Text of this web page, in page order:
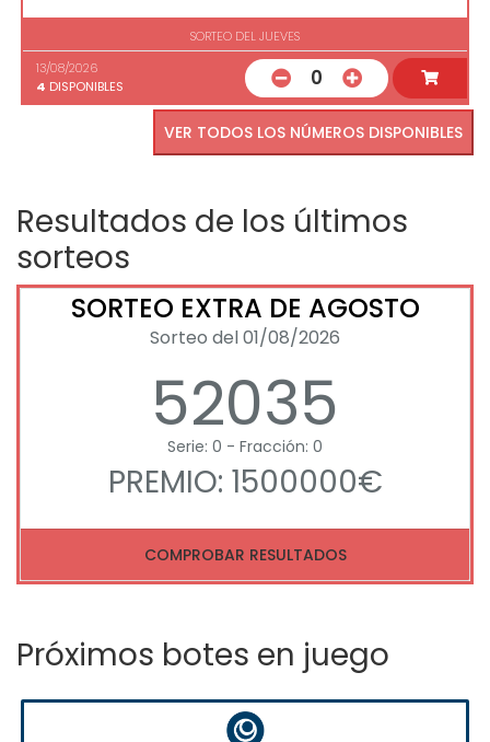
SORTEO DEL JUEVES
13/08/2026
4 DISPONIBLES 0
VER TODOS LOS NÚMEROS DISPONIBLES
Resultados de los últimos
sorteos
SORTEO EXTRA DE AGOSTO
Sorteo del 01/08/2026
52035
Serie: 0 - Fracción: 0
PREMIO: 1500000€
COMPROBAR RESULTADOS
Próximos botes en juego